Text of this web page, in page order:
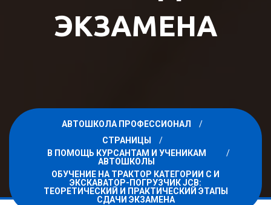
ЭКЗАМЕНА
АВТОШКОЛА ПРОФЕССИОНАЛ
СТРАНИЦЫ
В ПОМОЩЬ КУРСАНТАМ И УЧЕНИКАМ
АВТОШКОЛЫ
ОБУЧЕНИЕ НА ТРАКТОР КАТЕГОРИИ C И
ЭКСКАВАТОР-ПОГРУЗЧИК JCB:
ТЕОРЕТИЧЕСКИЙ И ПРАКТИЧЕСКИЙ ЭТАПЫ
СДАЧИ ЭКЗАМЕНА